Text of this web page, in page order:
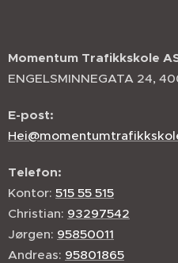
Momentum Trafikkskole
ENGELSMINNEGATA 24,
E-post:
Telefon:
Kontor: 515 55 515
Christian: 93297542
Jørgen: 95850011
Andreas: 95801865